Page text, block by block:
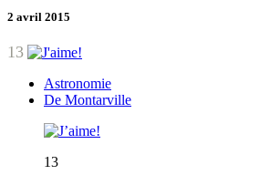
2 avril 2015
13
Astronomie
De Montarville
13